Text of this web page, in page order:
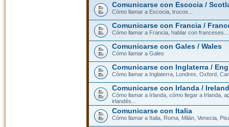
Comunicarse con Escocia /
Cómo llamar a Escocia, trucos...
Comunicarse con Francia /
Cómo llamar a Francia, hablar con franceses...
Comunicarse con Gales / Wales
Cómo llamar a Gales
Comunicarse con Inglaterra /
Cómo llamar a Inglaterra, Londres, Oxford,
Comunicarse con Irlanda / Ireland
Cómo llamar a Irlanda, cómo llegar a Irlanda,
irlandés...
Comunicarse con Italia
Cómo llamar a Italia, Roma, Milán, Venecia,